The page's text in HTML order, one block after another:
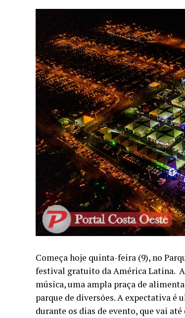
Começa hoje quinta-feira (9), no
festival gratuito da América Latina. A
música, uma ampla praça de
parque de diversões. A expectativa é
durante os dias de evento, que vai